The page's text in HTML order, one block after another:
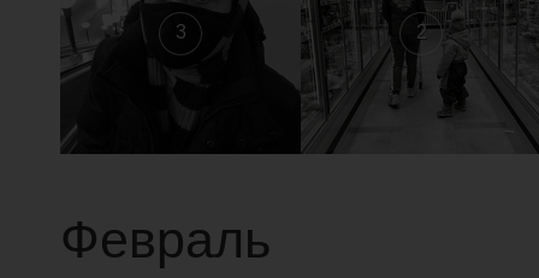
3 2
Февраль